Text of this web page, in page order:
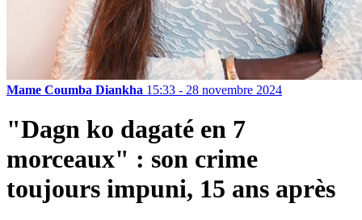
Mame Coumba Diankha 15:33 - 28 novembre 2024
"Dagn ko dagaté en 7
morceaux" : son crime
toujours impuni, 15 ans après